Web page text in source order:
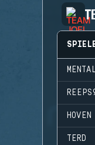
HOVEN
TERD